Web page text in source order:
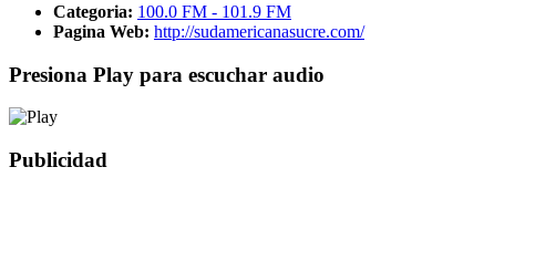
Categoria: 100.0 FM - 101.9 FM
Pagina Web: http://sudamericanasucre.com/
Presiona Play para escuchar audio
Publicidad